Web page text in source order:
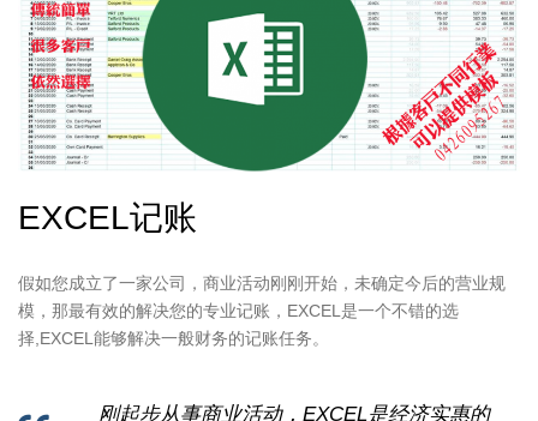
EXCEL记账
假如您成立了一家公司，商业活动刚刚开始，未确定今后的营业规
模，那最有效的解决您的专业记账，EXCEL是一个不错的选
择,EXCEL能够解决一般财务的记账任务。
刚起步从事商业活动，EXCEL是经济实惠的